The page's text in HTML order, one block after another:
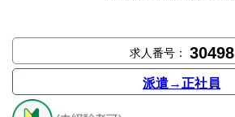
求人番号： 30498
派遣→正社員